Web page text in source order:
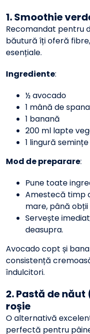
1. Smoothie
Recomandat pentru
băutură îți oferă
esențiale.
Ingrediente:
½ avocado
1 mână de
1 banană
200 ml lapte
1 lingură
Mod de preparare:
Pune toate
Amestecă timp
mare, până
Servește
deasupra.
Avocado copt și
consistență
îndulcitori.
2. Pastă de
roșie
O alternativă
perfectă pentru